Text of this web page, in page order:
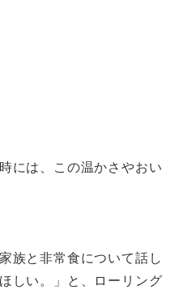
には、この温かさやおい
族と非常食について話し
しい。」と、ローリング